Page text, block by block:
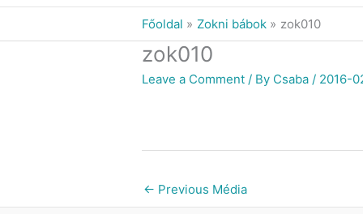
Főoldal Zokni bábok zok010
zok010
Leave a Comment / By Csaba / 2016-
← Previous Média